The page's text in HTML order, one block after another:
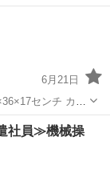
が少し弱ってる
10kmくらいし
6月21日
他のカゴにつけ
です
社員≫機械操